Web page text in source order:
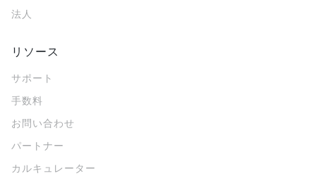
法人
リソース
サポート
手数料
お問い合わせ
パートナー
カルキュレーター